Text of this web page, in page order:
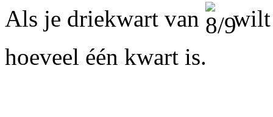
Als je driekwart van
wilt
hoeveel één kwart is.